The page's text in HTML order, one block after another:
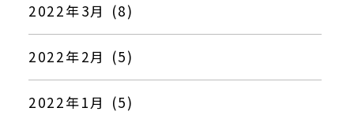
2022年3月 (8)
2022年2月 (5)
2022年1月 (5)